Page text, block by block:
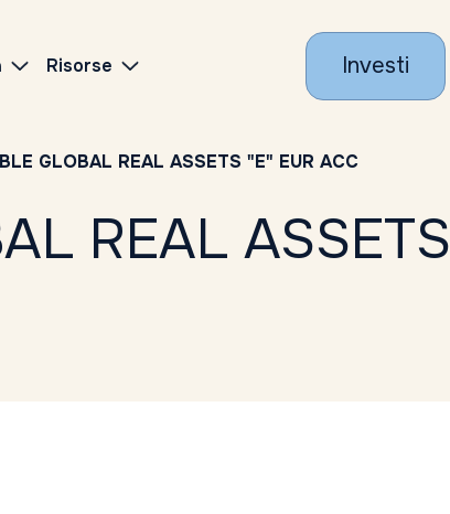
Risorse Investi
GLOBAL REAL ASSETS "E" EUR ACC
REAL